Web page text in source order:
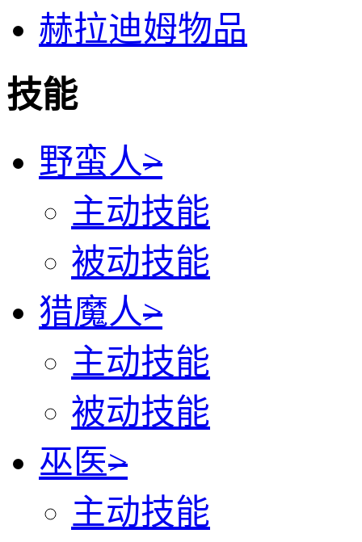
赫拉迪姆物品
技能
野蛮人>
主动技能
被动技能
猎魔人>
主动技能
被动技能
巫医>
主动技能